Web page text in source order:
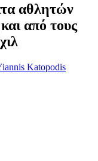
αθλητών
από τους
Katopodis